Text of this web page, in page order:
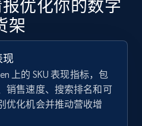
Gtin,
Top reviews, and
立即开始
优化你的数字
架
现
上的 SKU 表现指标，包
销售速度、搜索排名和可
优化机会并推动营收增